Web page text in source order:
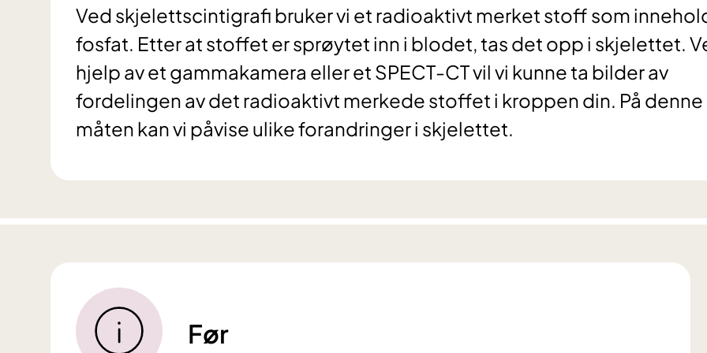
Ved skjelettscintigrafi bruker vi et radioaktivt merket stoff som
fosfat. Etter at stoffet er sprøytet inn i blodet, tas det opp i skjelettet.
hjelp av et gammakamera eller et SPECT-CT vil vi kunne ta bilder av
fordelingen av det radioaktivt merkede stoffet i kroppen din. På denne
måten kan vi påvise ulike forandringer i skjelettet.
Før